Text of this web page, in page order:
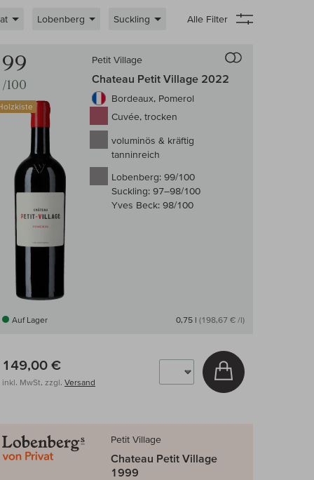
Lobenberg Suckling Alle Filter
99
/100
Petit Village
Chateau Petit Village 2022
Bordeaux, Pomerol
Cuvée, trocken
voluminös & kräftig
tanninreich
Lobenberg: 99/100
Suckling: 97–98/100
Yves Beck: 98/100
Auf Lager 0,75 l (198,67 € /l)
149,00 €
inkl. MwSt, zzgl. Versand
In den
Petit Village
Chateau Petit Village
1999